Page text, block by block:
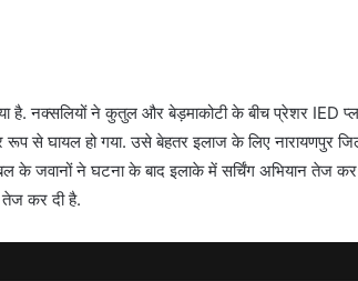
है. नक्सलियों ने कुतुल और बेड़माकोटी के बीच प्रेशर IED
से घायल हो गया. उसे बेहतर इलाज के लिए नारायणपुर
के जवानों ने घटना के बाद इलाके में सर्चिंग अभियान तेज कर
तेज कर दी है.